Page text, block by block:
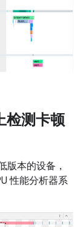
检测卡顿
版本的设备，
性能分析器系